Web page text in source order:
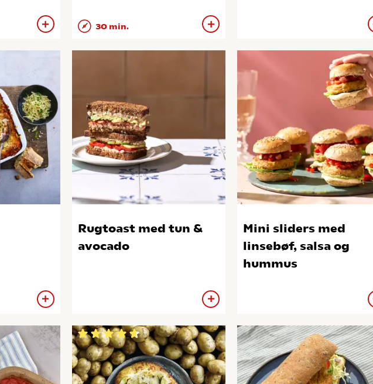
30 min.
Rugtoast med tun &
avocado
Mini sliders med
linsebøf, salsa og
hummus